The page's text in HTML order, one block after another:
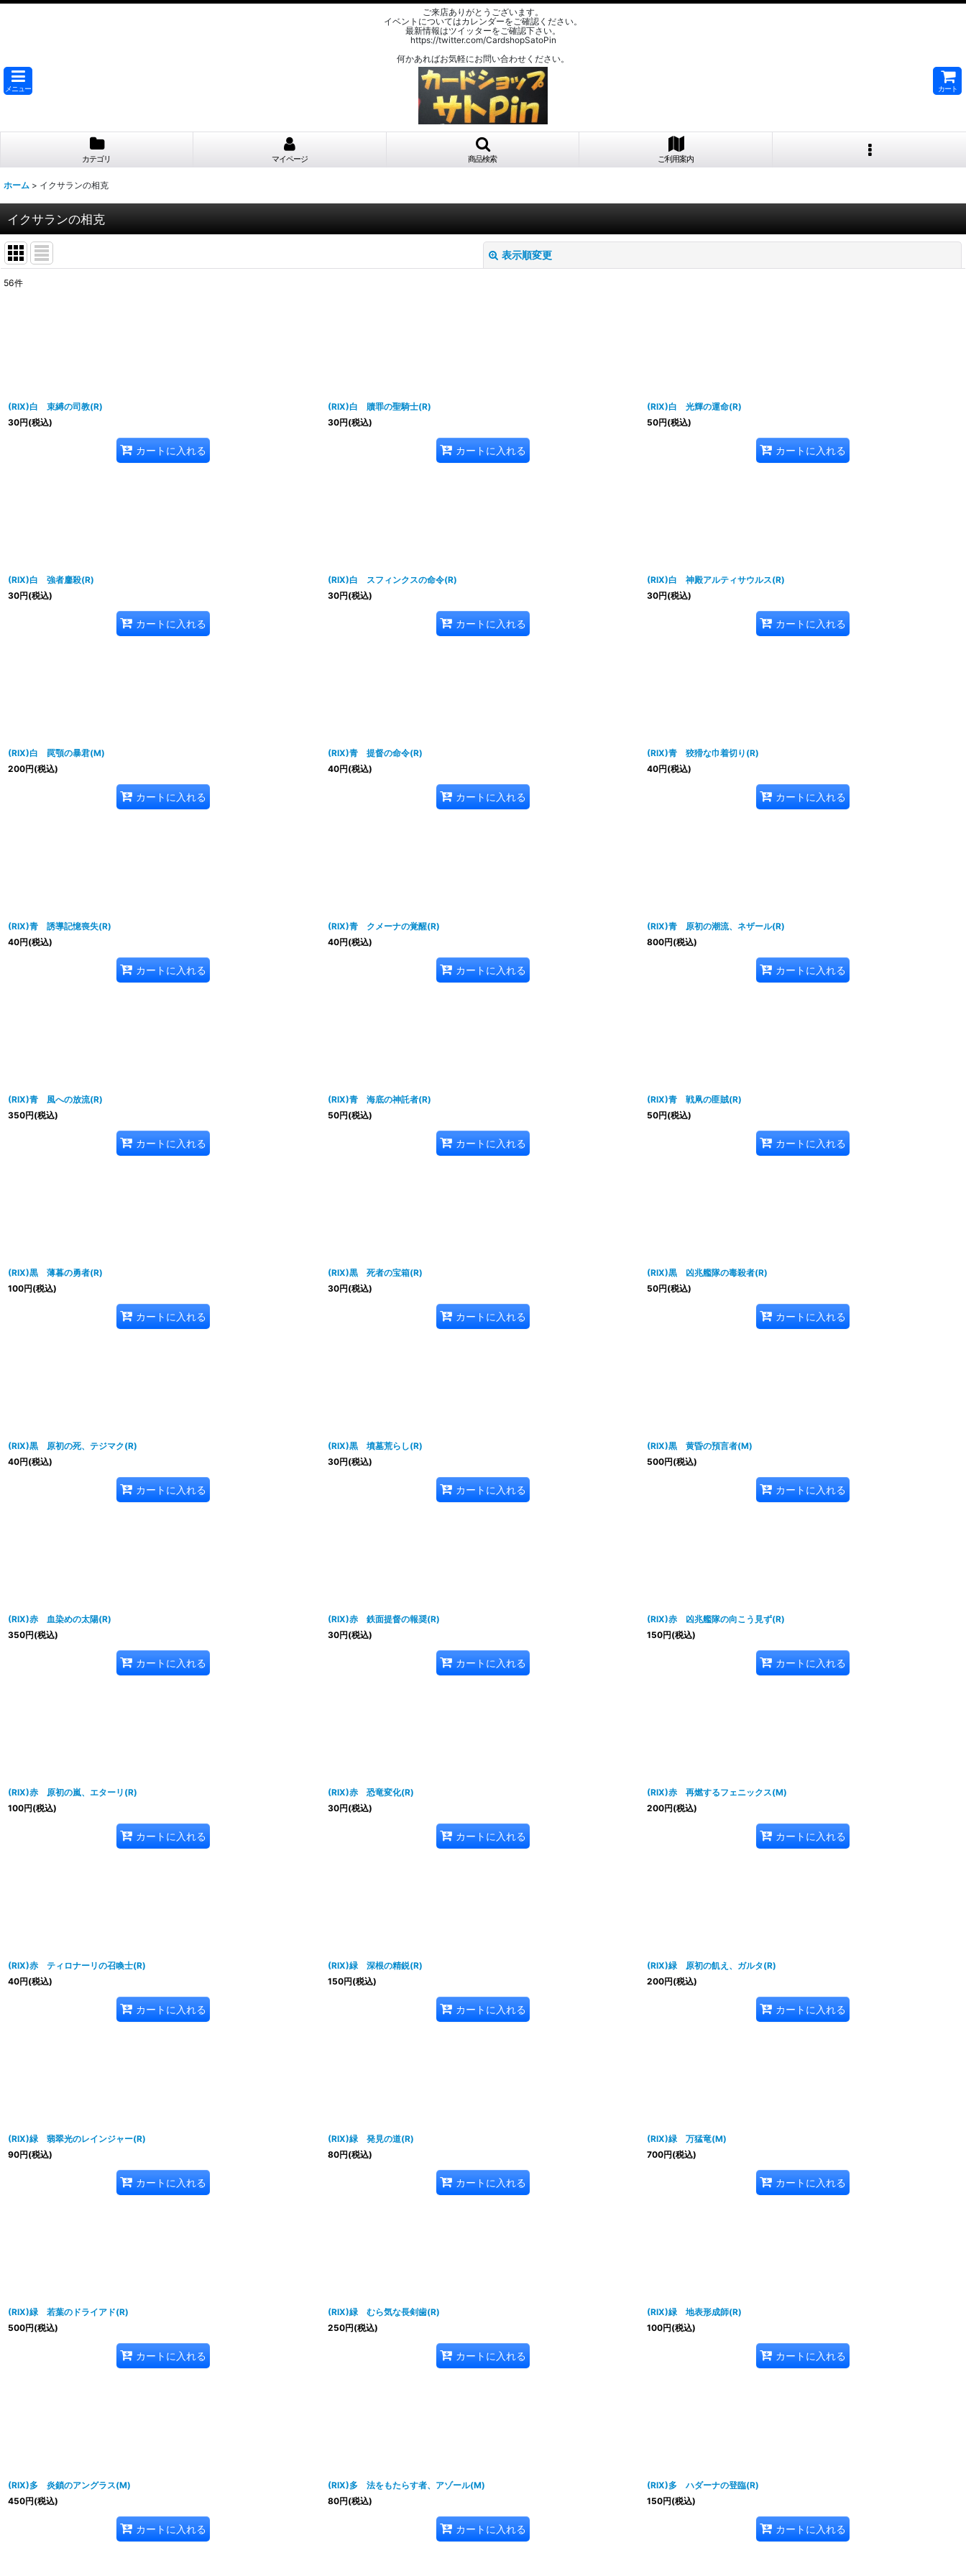
ご来店ありがとうございます。
イベントについてはカレンダーをご確認ください。
最新情報はツイッターをご確認下さい。
https://twitter.com/CardshopSatoPin
何かあればお気軽にお問い合わせください。
メニュー カート
カテゴリ マイページ 商品検索 ご利用案内
ホーム > イクサランの相克
イクサランの相克
表示順変更
56件
(RIX)白 束縛の司教(R)
30円(税込)
カートに入れる
(RIX)白 贖罪の聖騎士(R)
30円(税込)
カートに入れる
(RIX)白 光輝の運命(R)
50円(税込)
カートに入れる
(RIX)白 強者鏖殺(R)
30円(税込)
カートに入れる
(RIX)白 スフィンクスの命令(R)
30円(税込)
カートに入れる
(RIX)白 神殿アルティサウルス(R)
30円(税込)
カートに入れる
(RIX)白 罠顎の暴君(M)
200円(税込)
カートに入れる
(RIX)青 提督の命令(R)
40円(税込)
カートに入れる
(RIX)青 狡猾な巾着切り(R)
40円(税込)
カートに入れる
(RIX)青 誘導記憶喪失(R)
40円(税込)
カートに入れる
(RIX)青 クメーナの覚醒(R)
40円(税込)
カートに入れる
(RIX)青 原初の潮流、ネザール(R)
800円(税込)
カートに入れる
(RIX)青 風への放流(R)
350円(税込)
カートに入れる
(RIX)青 海底の神託者(R)
50円(税込)
カートに入れる
(RIX)青 戦凧の匪賊(R)
50円(税込)
カートに入れる
(RIX)黒 薄暮の勇者(R)
100円(税込)
カートに入れる
(RIX)黒 死者の宝箱(R)
30円(税込)
カートに入れる
(RIX)黒 凶兆艦隊の毒殺者(R)
50円(税込)
カートに入れる
(RIX)黒 原初の死、テジマク(R)
40円(税込)
カートに入れる
(RIX)黒 墳墓荒らし(R)
30円(税込)
カートに入れる
(RIX)黒 黄昏の預言者(M)
500円(税込)
カートに入れる
(RIX)赤 血染めの太陽(R)
350円(税込)
カートに入れる
(RIX)赤 鉄面提督の報奨(R)
30円(税込)
カートに入れる
(RIX)赤 凶兆艦隊の向こう見ず(R)
150円(税込)
カートに入れる
(RIX)赤 原初の嵐、エターリ(R)
100円(税込)
カートに入れる
(RIX)赤 恐竜変化(R)
30円(税込)
カートに入れる
(RIX)赤 再燃するフェニックス(M)
200円(税込)
カートに入れる
(RIX)赤 ティロナーリの召喚士(R)
40円(税込)
カートに入れる
(RIX)緑 深根の精鋭(R)
150円(税込)
カートに入れる
(RIX)緑 原初の飢え、ガルタ(R)
200円(税込)
カートに入れる
(RIX)緑 翡翠光のレインジャー(R)
90円(税込)
カートに入れる
(RIX)緑 発見の道(R)
80円(税込)
カートに入れる
(RIX)緑 万猛竜(M)
700円(税込)
カートに入れる
(RIX)緑 若葉のドライアド(R)
500円(税込)
カートに入れる
(RIX)緑 むら気な長剣歯(R)
250円(税込)
カートに入れる
(RIX)緑 地表形成師(R)
100円(税込)
カートに入れる
(RIX)多 炎鎖のアングラス(M)
450円(税込)
カートに入れる
(RIX)多 法をもたらす者、アゾール(M)
80円(税込)
カートに入れる
(RIX)多 ハダーナの登臨(R)
150円(税込)
カートに入れる